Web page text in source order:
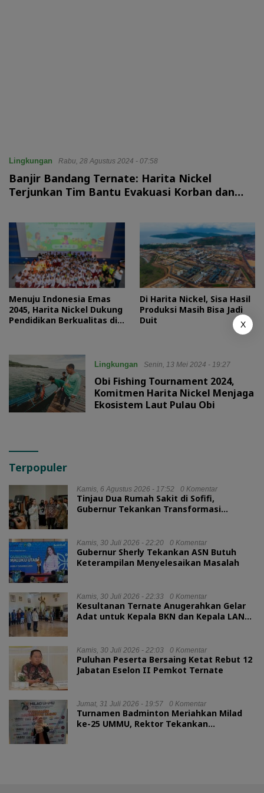
Lingkungan Rabu, 28 Agustus 2024 - 07:58
Banjir Bandang Ternate: Harita Nickel
Terjunkan Tim Bantu Evakuasi Korban dan
Menuju Indonesia Emas
2045, Harita Nickel Dukung
Pendidikan Berkualitas di
Di Harita Nickel, Sisa Hasil
Produksi Masih Bisa Jadi
Duit
Lingkungan Senin, 13 Mei 2024 - 19:27
Obi Fishing Tournament 2024,
Komitmen Harita Nickel Menjaga
Ekosistem Laut Pulau Obi
Terpopuler
Kamis, 6 Agustus 2026 - 17:52 0 Komentar
Tinjau Dua Rumah Sakit di Sofifi,
Gubernur Tekankan Transformasi
Kamis, 30 Juli 2026 - 22:20 0 Komentar
Gubernur Sherly Tekankan ASN Butuh
Keterampilan Menyelesaikan Masalah
Kamis, 30 Juli 2026 - 22:33 0 Komentar
Kesultanan Ternate Anugerahkan Gelar
Adat untuk Kepala BKN dan Kepala LAN
Kamis, 30 Juli 2026 - 22:03 0 Komentar
Puluhan Peserta Bersaing Ketat Rebut 12
Jabatan Eselon II Pemkot Ternate
Jumat, 31 Juli 2026 - 19:57 0 Komentar
Turnamen Badminton Meriahkan Milad
ke-25 UMMU, Rektor Tekankan
X